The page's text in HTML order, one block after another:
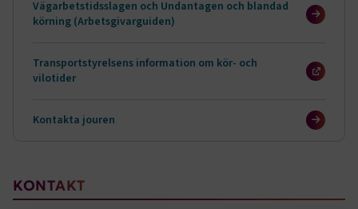
Vägarbetstidsslagen och Undantagen och blandad
körning (Arbetsgivarguiden)
Transportstyrelsens information om kör- och
vilotider
Kontakta jouren
KONTAKT